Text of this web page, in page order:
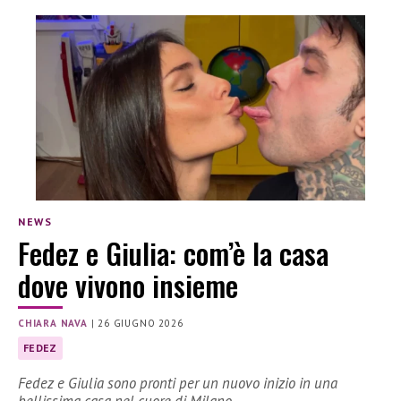
NEWS
Fedez e Giulia: com’è la casa
dove vivono insieme
CHIARA NAVA | 26 GIUGNO 2026
FEDEZ
Fedez e Giulia sono pronti per un nuovo inizio in una